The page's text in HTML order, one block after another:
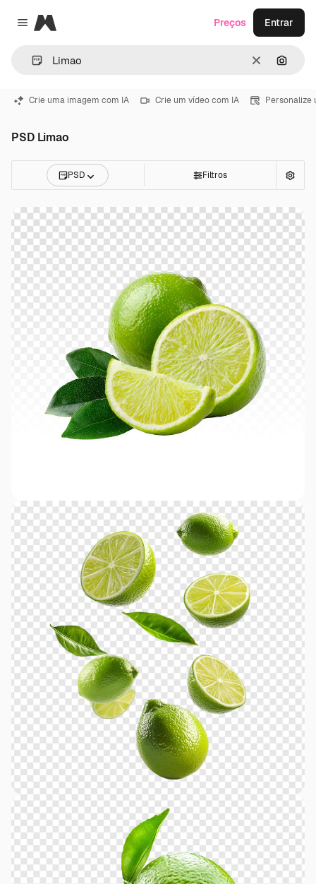
Close menu
Magnific
Limpar
Preços Entrar
Crie uma imagem com IA Crie um vídeo com IA Personalize
PSD Limao
PSD Filtros